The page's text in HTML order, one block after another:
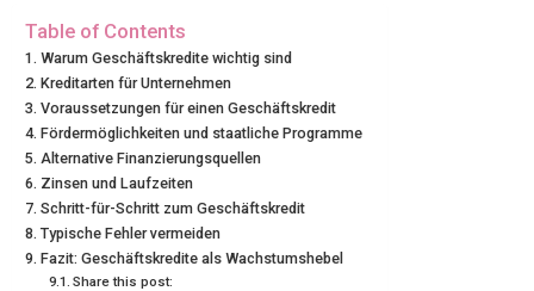
T
T
E
R
)
O
O
K
R
E
Table of Contents
Warum Geschäftskredite wichtig sind
Kreditarten für Unternehmen
Voraussetzungen für einen Geschäftskredit
Fördermöglichkeiten und staatliche Programme
Alternative Finanzierungsquellen
Zinsen und Laufzeiten
Schritt-für-Schritt zum Geschäftskredit
Typische Fehler vermeiden
Fazit: Geschäftskredite als Wachstumshebel
Share this post: